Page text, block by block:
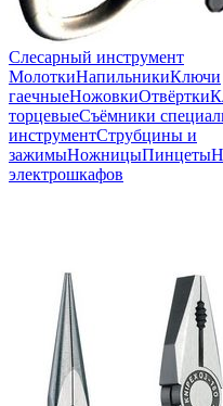
Слесарный инструмент
МолоткиНапильникиКлючи
гаечныеНожовкиОтвёртки
торцевыеСъёмники
инструментСтрубцины и
зажимыНожницыПинцеты
электрошкафов